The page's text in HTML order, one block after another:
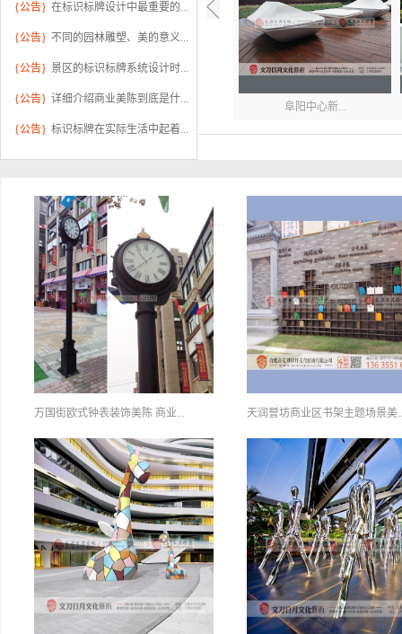
{公告} 在标识标牌设计中最重要的...
{公告} 不同的园林雕塑、美的意义...
{公告} 景区的标识标牌系统设计时...
{公告} 详细介绍商业美陈到底是什...
{公告} 标识标牌在实际生活中起着...
阜阳中心新...
定制不锈钢...
万国街欧式钟表装饰美陈 商业... 天润誉坊商业区书架主题场景美